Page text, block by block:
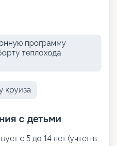
программу
теплохода
круиза
с детьми
с 5 до 14 лет (учтен в